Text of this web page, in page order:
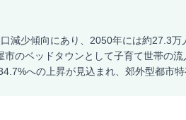
減少傾向にあり、2050年には約27.3
のベッドタウンとして子育て世帯の流
への上昇が見込まれ、郊外型都市